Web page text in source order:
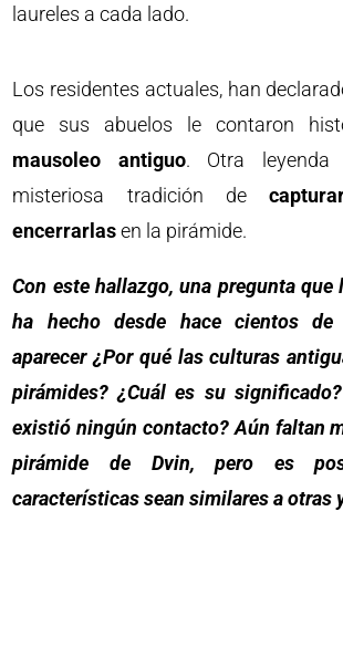
laureles a cada lado.
Los residentes actuales, han
que sus abuelos le contaron
mausoleo antiguo. Otra
misteriosa tradición de
encerrarlasen la pirámide.
Con este hallazgo, una pregunta que
ha hecho desde hace cientos
aparecer ¿Por qué las culturas
pirámides? ¿Cuál es su
existió ningún contacto? Aún faltan
pirámide de Dvin, pero es
características sean similares a otras